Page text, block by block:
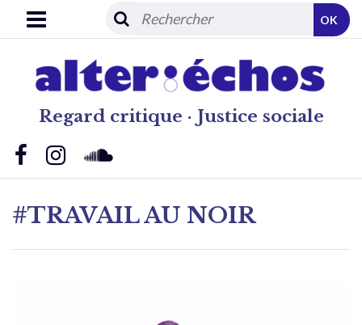
Regard critique · Justice sociale
OK
#TRAVAIL AU NOIR